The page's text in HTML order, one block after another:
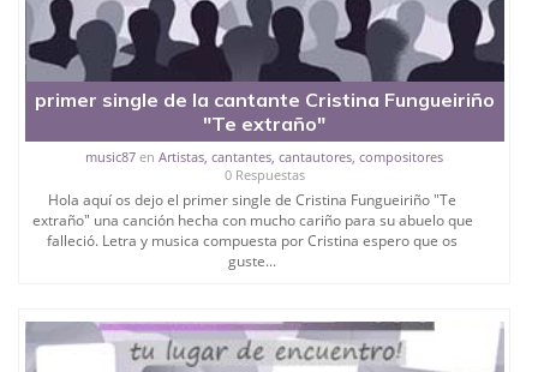
primer single de la cantante Cristina Fungueiriño
"Te extraño"
music87 enArtistas, cantantes, cantautores, compositores
0 Respuestas
Hola aquí os dejo el primer single de Cristina Fungueiriño "Te
extraño" una canción hecha con mucho cariño para su abuelo que
falleció. Letra y musica compuesta por Cristina espero que os
guste...